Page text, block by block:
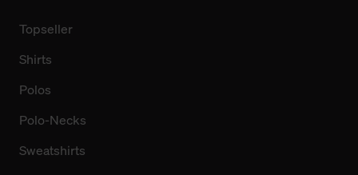
Topseller
Shirts
Polos
Polo-Necks
Sweatshirts